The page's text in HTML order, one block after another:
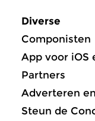
Diverse
Componisten
App voor iOS
Partners
Adverteren
Steun de